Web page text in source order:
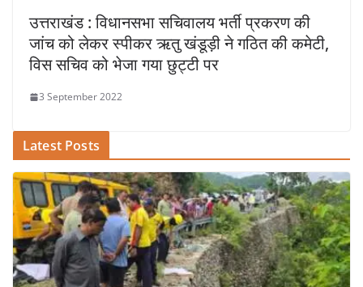
उत्तराखंड : विधानसभा सचिवालय भर्ती प्रकरण की
जांच को लेकर स्‍पीकर ऋतु खंडूड़ी ने गठित की कमेटी,
विस सचिव को भेजा गया छुट्टी पर
3 September 2022
Latest Posts